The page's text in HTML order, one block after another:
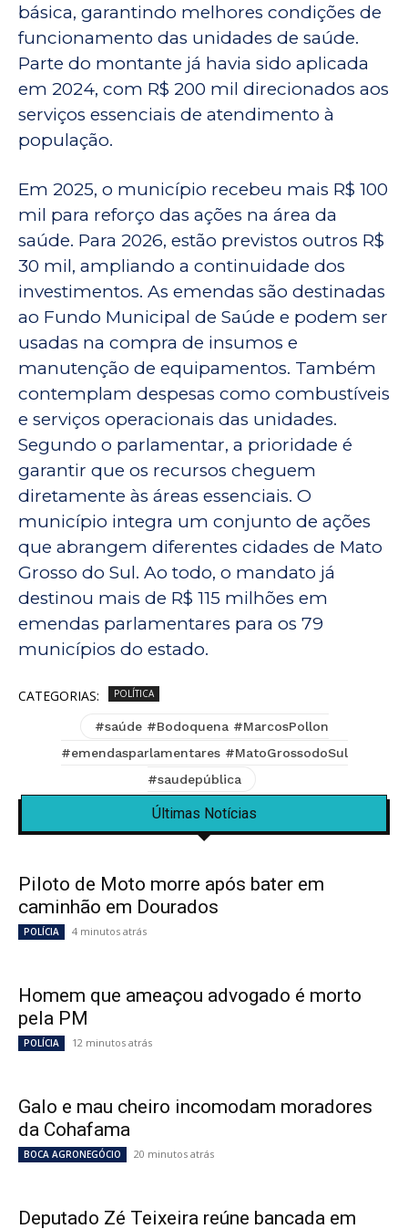
básica, garantindo melhores condições de
funcionamento das unidades de saúde.
Parte do montante já havia sido aplicada
em 2024, com R$ 200 mil direcionados aos
serviços essenciais de atendimento à
população.
Em 2025, o município recebeu mais R$ 100
mil para reforço das ações na área da
saúde. Para 2026, estão previstos outros R$
30 mil, ampliando a continuidade dos
investimentos. As emendas são destinadas
ao Fundo Municipal de Saúde e podem ser
usadas na compra de insumos e
manutenção de equipamentos. Também
contemplam despesas como combustíveis
e serviços operacionais das unidades.
Segundo o parlamentar, a prioridade é
garantir que os recursos cheguem
diretamente às áreas essenciais. O
município integra um conjunto de ações
que abrangem diferentes cidades de Mato
Grosso do Sul. Ao todo, o mandato já
destinou mais de R$ 115 milhões em
emendas parlamentares para os 79
municípios do estado.
CATEGORIAS: POLÍTICA
#saúde #Bodoquena #MarcosPollon
#emendasparlamentares #MatoGrossodoSul
#saudepública
Últimas Notícias
Piloto de Moto morre após bater em
caminhão em Dourados
POLÍCIA 4 minutos atrás
Homem que ameaçou advogado é morto
pela PM
POLÍCIA 12 minutos atrás
Galo e mau cheiro incomodam moradores
da Cohafama
BOCA AGRONEGÓCIO 20 minutos atrás
Deputado Zé Teixeira reúne bancada em